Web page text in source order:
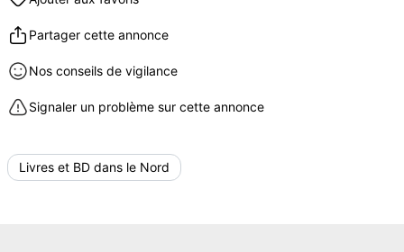
Partager cette annonce
Nos conseils de vigilance
Signaler un problème sur cette annonce
Livres et BD dans le Nord